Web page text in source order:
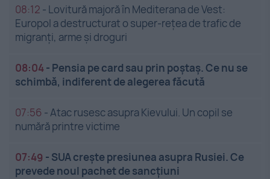
08:12 - Lovitură majoră în Mediterana de Vest:
Europol a destructurat o super-rețea de trafic de
migranți, arme și droguri
08:04- Pensia pe card sau prin poștaș. Ce nu se
schimbă, indiferent de alegerea făcută
07:56 -Atac rusesc asupra Kievului. Un copil se
numără printre victime
07:49 - SUA crește presiunea asupra Rusiei. Ce
prevede noul pachet de sancțiuni